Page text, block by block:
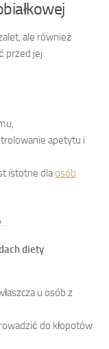
ale również
przed jej
apetytu i
istotne dlaosób
diety
u osób z
do kłopotów